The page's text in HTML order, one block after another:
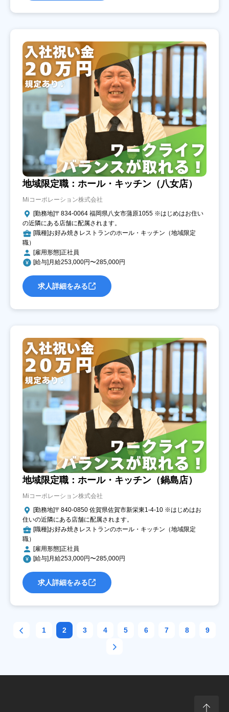
地域限定職：ホール・キッチン（八女店）
Miコーポレーション株式会社
[勤務地]〒834-0064 福岡県八女市蒲原1055 ※はじめはお住い
の近隣にある店舗に配属されます。
[職種]お好み焼きレストランのホール・キッチン（地域限定
職）
[雇用形態]正社員
[給与]月給253,000円〜285,000円
求人詳細をみる
地域限定職：ホール・キッチン（鍋島店）
Miコーポレーション株式会社
[勤務地]〒840-0850 佐賀県佐賀市新栄東1-4-10 ※はじめはお
住いの近隣にある店舗に配属されます。
[職種]お好み焼きレストランのホール・キッチン（地域限定
職）
[雇用形態]正社員
[給与]月給253,000円〜285,000円
求人詳細をみる
1 2 3 4 5 6 7 8 9